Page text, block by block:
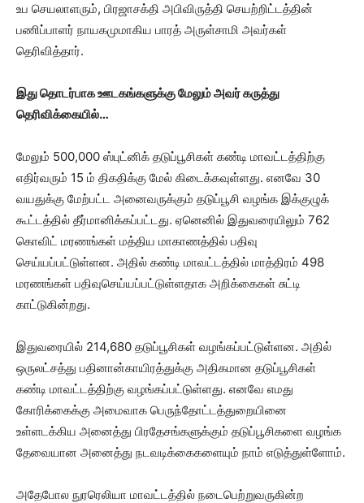
உப செயலாளரும், பிரஜாசக்தி அபிவிருத்தி செயற்றிட்டத்தின்
பணிப்பாளர் நாயகமுமாகிய பாரத் அருள்சாமி அவர்கள்
தெரிவித்தார்.
இது தொடர்பாக ஊடகங்களுக்கு மேலும் அவர் கருத்து
தெரிவிக்கையில்…
மேலும் 500,000 ஸ்புட்னிக் தடுப்பூசிகள் கண்டி மாவட்டத்திற்கு
எதிர்வரும் 15 ம் திகதிக்கு மேல் கிடைக்கவுள்ளது. எனவே 30
வயதுக்கு மேற்பட்ட அனைவருக்கும் தடுப்பூசி வழங்க இக்குழுக்
கூட்டத்தில் தீர்மானிக்கப்பட்டது. ஏனெனில் இதுவரையிலும் 762
கொவிட் மரணங்கள் மத்திய மாகாணத்தில் பதிவு
செய்யப்பட்டுள்ளன. அதில் கண்டி மாவட்டத்தில் மாத்திரம் 498
மரணங்கள் பதிவுசெய்யப்பட்டுள்ளதாக அறிக்கைகள் சுட்டி
காட்டுகின்றது.
இதுவரையில் 214,680 தடுப்பூசிகள் வழங்கப்பட்டுள்ளன. அதில்
ஒருலட்சத்து பதினான்காயிரத்துக்கு அதிகமான தடுப்பூசிகள்
கண்டி மாவட்டத்திற்கு வழங்கப்பட்டுள்ளது. எனவே எமது
கோரிக்கைக்கு அமைவாக பெருந்தோட்டத்துறையினை
உள்ளடக்கிய அனைத்து பிரதேசங்களுக்கும் தடுப்பூசிகளை வழங்க
தேவையான அனைத்து நடவடிக்கைகளையும் நாம் எடுத்துள்ளோம்.
அதேபோல நுரரெலியா மாவட்டத்தில் நடைபெற்றுவருகின்ற